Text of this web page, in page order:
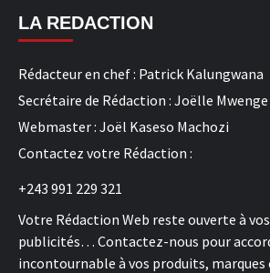
LA REDACTION
Rédacteur en chef : Patrick Kalungwana
Secrétaire de Rédaction : Joëlle Mwenge
Webmaster : Joël Kaseso Machozi
Contactez votre Rédaction :
+243 991 229 321
Votre Rédaction Web reste ouverte à
publicités… Contactez-nous pour
incontournable à vos produits,